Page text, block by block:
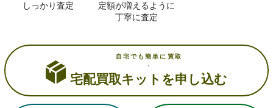
しっかり査定
定額が増えるように
丁寧に査定
自宅でも簡単に買取
宅配買取キットを申し込む